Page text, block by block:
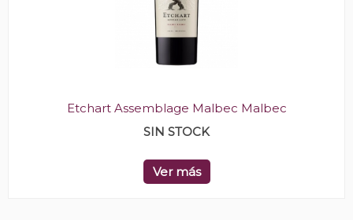
Etchart Assemblage Malbec Malbec
SIN STOCK
Ver más